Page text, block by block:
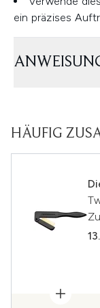
ein präzises
HÄUFIG